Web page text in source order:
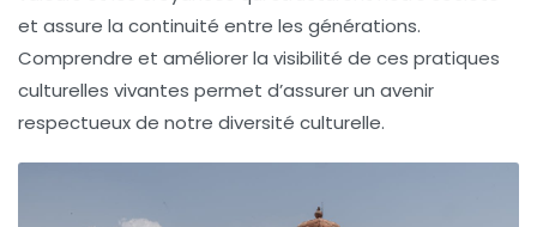
et assure la continuité entre les générations.
Comprendre et améliorer la visibilité de ces pratiques
culturelles vivantes permet d’assurer un avenir
respectueux de notre diversité culturelle.